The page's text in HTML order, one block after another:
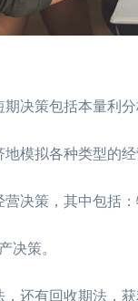
决策包括本量利
模拟各种类型的
决策，其中包括
决策。
还有回收期法，